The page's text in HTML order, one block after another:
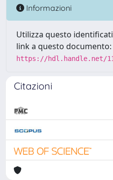
Informazioni
Utilizza questo
link a questo documento:
https://hdl.handle.net/
Citazioni